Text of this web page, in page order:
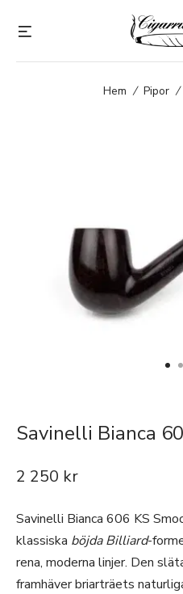
Hem / Pipor /
Savinelli Bianca
2 250 kr
Savinelli Bianca 606 KS
klassiska böjda Billiard-
rena, moderna linjer. Den
framhäver briarträets